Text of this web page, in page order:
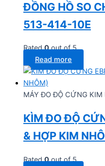
ĐỒNG HỒ SO
513-414-10E
Rated0out of 5
Read more
MÁY ĐO ĐỘ CỨNG KIM
KÌM ĐO ĐỘ
& HỢP KIM
Rated0out of 5